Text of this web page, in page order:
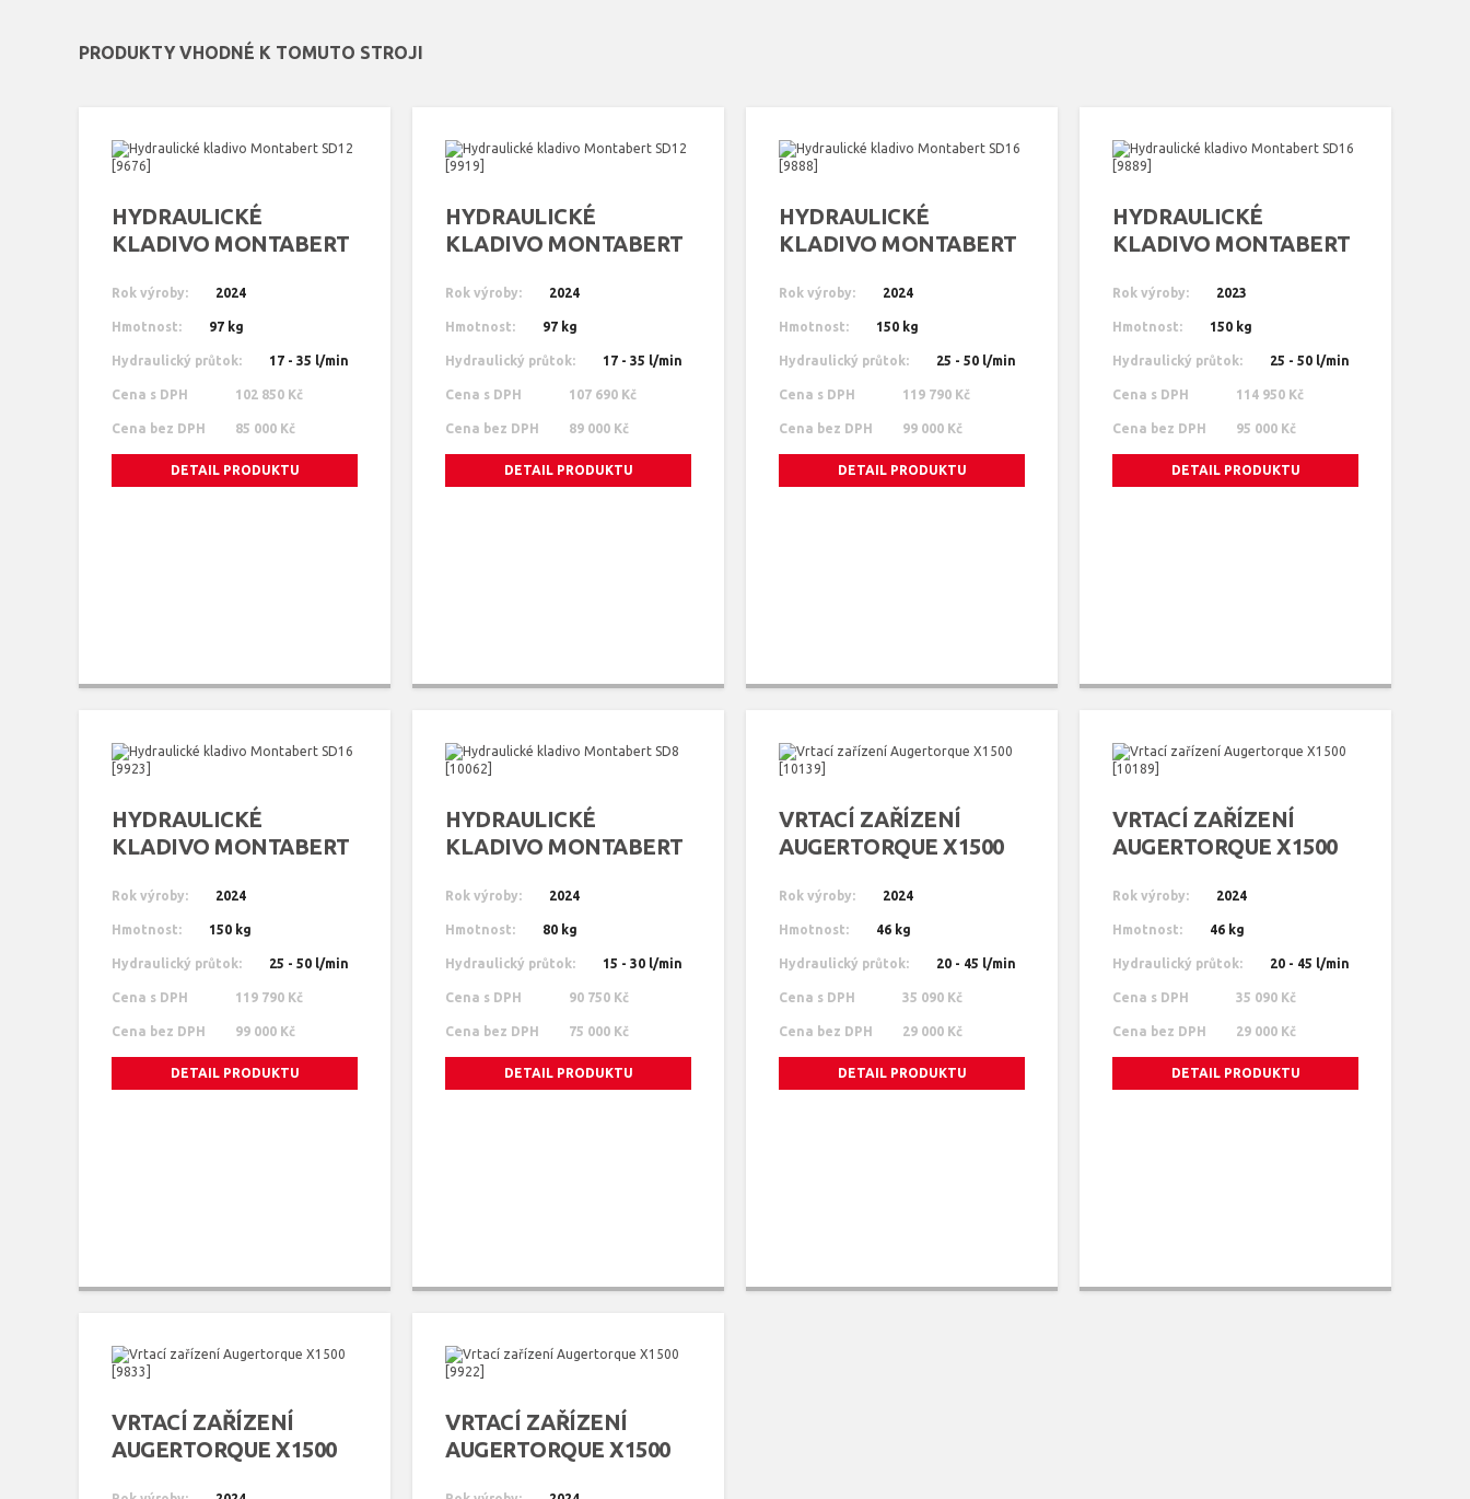
PRODUKTY VHODNÉ K TOMUTO STROJI
HYDRAULICKÉ
KLADIVO MONTABERT
Rok výroby: 2024
Hmotnost: 97 kg
Hydraulický průtok: 17 - 35 l/min
Cena s DPH 102 850 Kč
Cena bez DPH 85 000 Kč
DETAIL PRODUKTU
HYDRAULICKÉ
KLADIVO MONTABERT
Rok výroby: 2024
Hmotnost: 97 kg
Hydraulický průtok: 17 - 35 l/min
Cena s DPH 107 690 Kč
Cena bez DPH 89 000 Kč
DETAIL PRODUKTU
HYDRAULICKÉ
KLADIVO MONTABERT
Rok výroby: 2024
Hmotnost: 150 kg
Hydraulický průtok: 25 - 50 l/min
Cena s DPH 119 790 Kč
Cena bez DPH 99 000 Kč
DETAIL PRODUKTU
HYDRAULICKÉ
KLADIVO MONTABERT
Rok výroby: 2023
Hmotnost: 150 kg
Hydraulický průtok: 25 - 50 l/min
Cena s DPH 114 950 Kč
Cena bez DPH 95 000 Kč
DETAIL PRODUKTU
HYDRAULICKÉ
KLADIVO MONTABERT
Rok výroby: 2024
Hmotnost: 150 kg
Hydraulický průtok: 25 - 50 l/min
Cena s DPH 119 790 Kč
Cena bez DPH 99 000 Kč
DETAIL PRODUKTU
HYDRAULICKÉ
KLADIVO MONTABERT
Rok výroby: 2024
Hmotnost: 80 kg
Hydraulický průtok: 15 - 30 l/min
Cena s DPH 90 750 Kč
Cena bez DPH 75 000 Kč
DETAIL PRODUKTU
VRTACÍ ZAŘÍZENÍ
AUGERTORQUE X1500
Rok výroby: 2024
Hmotnost: 46 kg
Hydraulický průtok: 20 - 45 l/min
Cena s DPH 35 090 Kč
Cena bez DPH 29 000 Kč
DETAIL PRODUKTU
VRTACÍ ZAŘÍZENÍ
AUGERTORQUE X1500
Rok výroby: 2024
Hmotnost: 46 kg
Hydraulický průtok: 20 - 45 l/min
Cena s DPH 35 090 Kč
Cena bez DPH 29 000 Kč
DETAIL PRODUKTU
VRTACÍ ZAŘÍZENÍ
AUGERTORQUE X1500
VRTACÍ ZAŘÍZENÍ
AUGERTORQUE X1500